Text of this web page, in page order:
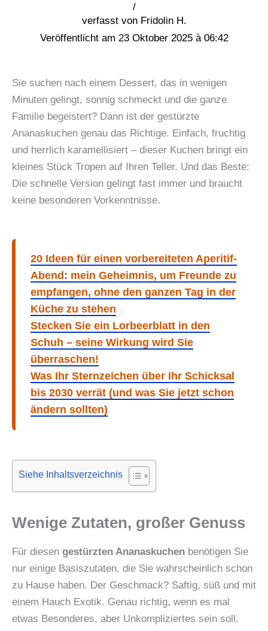
Fridolin H.
/
23 Oktober 2025 à 06:42
Sie suchen nach einem Dessert, das in wenigen
Minuten gelingt, sonnig schmeckt und die ganze
Familie begeistert? Dann ist der gestürzte
Ananaskuchen genau das Richtige. Einfach, fruchtig
und herrlich karamellisiert – dieser Kuchen bringt ein
kleines Stück Tropen auf Ihren Teller. Und das Beste:
Die schnelle Version gelingt fast immer und braucht
keine besonderen Vorkenntnisse.
20 Ideen für einen vorbereiteten Aperitif-
Abend: mein Geheimnis, um Freunde zu
empfangen, ohne den ganzen Tag in der
Küche zu stehen
Stecken Sie ein Lorbeerblatt in den
Schuh – seine Wirkung wird Sie
überraschen!
Was Ihr Sternzeichen über Ihr Schicksal
bis 2030 verrät (und was Sie jetzt schon
ändern sollten)
Siehe Inhaltsverzeichnis
Wenige Zutaten, großer Genuss
Für diesen gestürzten Ananaskuchen benötigen Sie
nur einige Basiszutaten, die Sie wahrscheinlich schon
zu Hause haben. Der Geschmack? Saftig, süß und mit
einem Hauch Exotik. Genau richtig, wenn es mal
etwas Besonderes, aber Unkompliziertes sein soll.